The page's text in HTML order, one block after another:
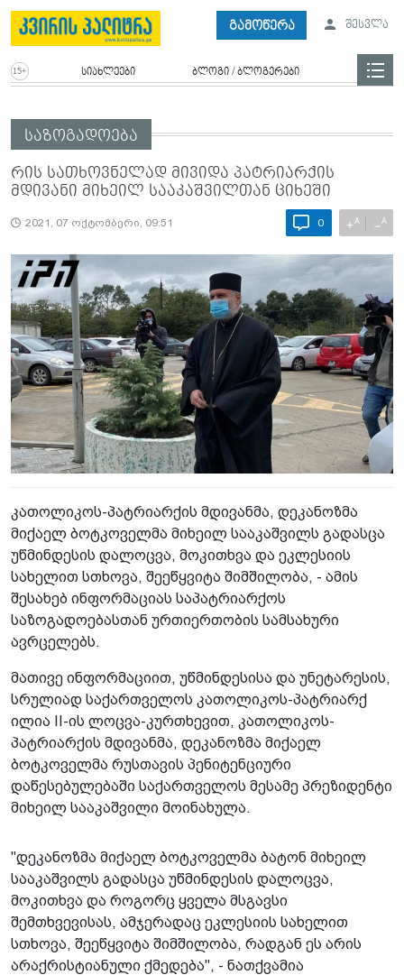
გამოწერა შესვლა
სიახლეები ბლოგი / ბლოგერები
საზოგადოება
რის სათხოვნელად მივიდა პატრიარქის
მდივანი მიხეილ სააკაშვილთან ციხეში
2021, 07 ოქტომბერი, 09:51 0 +A −A
კათოლიკოს-პატრიარქის მდივანმა, დეკანოზმა
მიქაელ ბოტკოველმა მიხეილ სააკაშვილს გადასცა
უწმინდესის დალოცვა, მოკითხვა და ეკლესიის
სახელით სთხოვა, შეეწყვიტა შიმშილობა, - ამის
შესახებ ინფორმაციას საპატრიარქოს
საზოგადოებასთან ურთიერთობის სამსახური
ავრცელებს.
მათივე ინფორმაციით, უწმინდესისა და უნეტარესის,
სრულიად საქართველოს კათოლიკოს-პატრიარქ
ილია II-ის ლოცვა-კურთხევით, კათოლიკოს-
პატრიარქის მდივანმა, დეკანოზმა მიქაელ
ბოტკოველმა რუსთავის პენიტენციური
დაწესებულებაში საქართველოს მესამე პრეზიდენტი
მიხეილ სააკაშვილი მოინახულა.
"დეკანოზმა მიქაელ ბოტკოველმა ბატონ მიხეილ
სააკაშვილს გადასცა უწმინდესის დალოცვა,
მოკითხვა და როგორც ყველა მსგავსი
შემთხვევისას, ამჯერადაც ეკლესიის სახელით
სთხოვა, შეეწყვიტა შიმშილობა, რადგან ეს არის
არაქრისტიანული ქმედება", - ნათქვამია